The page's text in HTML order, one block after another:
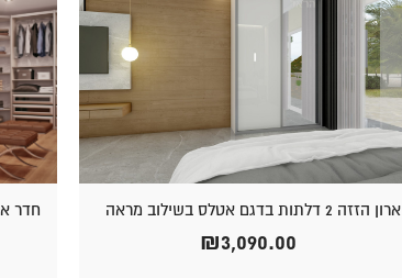
ארון הזזה 2 דלתות בדגם אטלס בשילוב מראה
₪3,090.00
חדר